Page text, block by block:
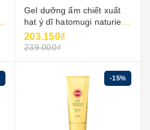
Gel dưỡng ẩm chiết xuất
hạt ý dĩ hatomugi naturie
chính hãng nhật bản 180g
203.150₫
239.000₫
-15%